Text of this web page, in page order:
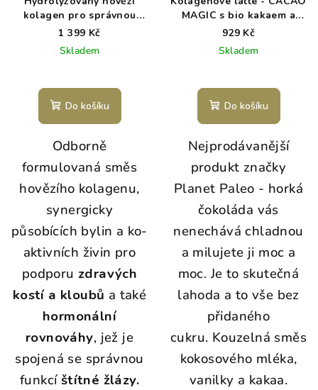
kolagen pro správnou
funkci kostí, vaziva a štítné
žlázy - Osteo
1 399 Kč
Skladem
Do košíku
Odborně
formulovaná směs
hovězího kolagenu,
synergicky
působících bylin a ko-
aktivních živin pro
podporu zdravých
kostí a kloubů a také
hormonální
rovnováhy, jež je
spojená se správnou
funkcíštítné žlázy.
MAGIC s bio kakaem a
vanilkou
929 Kč
Skladem
hodnocení
produktu
z
hvězdiček.
Do košíku
Nejprodávanější
produkt značky
Planet Paleo - horká
čokoláda vás
nenechává chladnou
a milujete ji moc a
moc. Je to skutečná
lahoda a to vše bez
přidaného
cukru. Kouzelná směs
kokosového mléka,
vanilky a kakaa.